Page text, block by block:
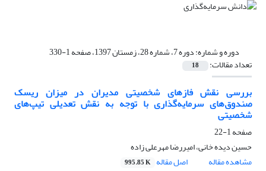
دوره و شماره:دوره 7، شماره 28، زمستان 1397، صفحه 1-330
تعداد مقالات: 18
بررسی نقش فازهای شخصیتی مدیران در میزان ریسک
صندوق‌های سرمایه‌گذاری با توجه به نقش تعدیلی تیپ‌های
شخصیتی
صفحه1-22
حسین دیده خانی، امیررضا مهرعلی زاده
مشاهده مقاله
اصل مقاله 995.85 K